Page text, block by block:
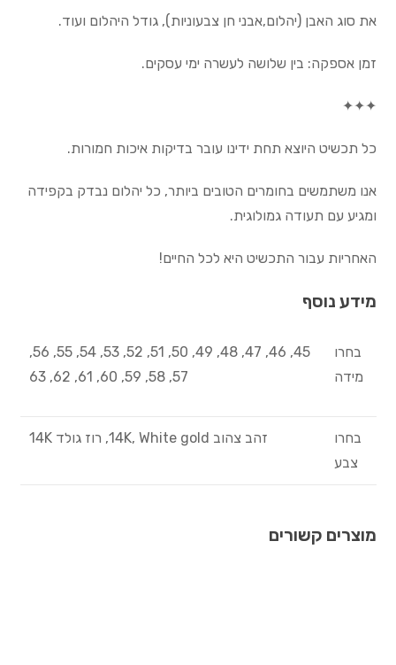
את סוג האבן (יהלום,אבני חן צבעוניות), גודל היהלום ועוד.
זמן אספקה: בין שלושה לעשרה ימי עסקים.
✦✦✦
כל תכשיט היוצא תחת ידינו עובר בדיקות איכות חמורות.
אנו משתמשים בחומרים הטובים ביותר, כל יהלום נבדק בקפידה
ומגיע עם תעודה גמולוגית.
האחריות עבור התכשיט היא לכל החיים!
מידע נוסף
בחרו
מידה
45, 46, 47, 48, 49, 50, 51, 52, 53, 54, 55, 56,
57, 58, 59, 60, 61, 62, 63
בחרו
צבע
זהב צהוב 14K, White gold, רוז גולד 14K
מוצרים קשורים